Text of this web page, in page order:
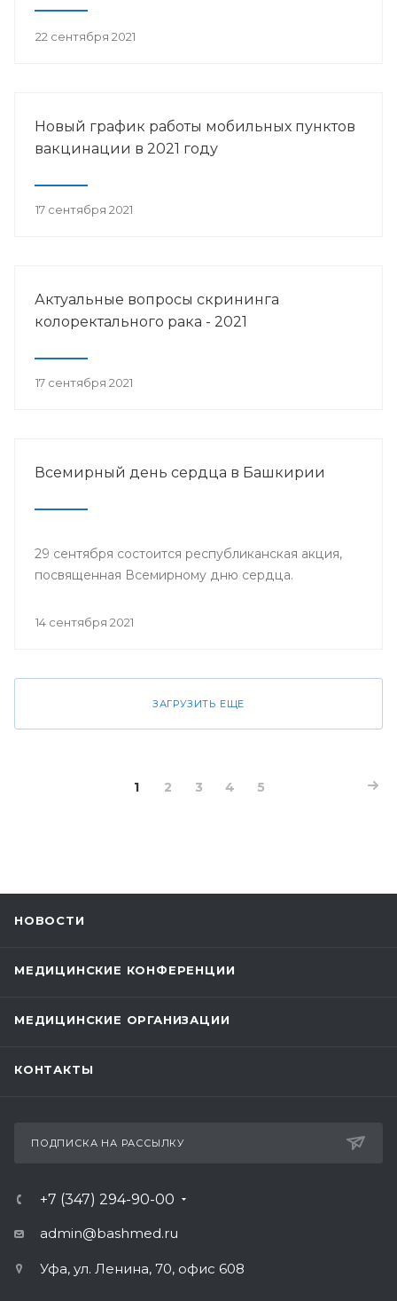
22 сентября 2021
Новый график работы мобильных пунктов
вакцинации в 2021 году
17 сентября 2021
Актуальные вопросы скрининга
колоректального рака - 2021
17 сентября 2021
Всемирный день сердца в Башкирии
29 сентября состоится республиканская акция,
посвященная Всемирному дню сердца.
14 сентября 2021
ЗАГРУЗИТЬ ЕЩЕ
1 2 3 4 5
НОВОСТИ
МЕДИЦИНСКИЕ КОНФЕРЕНЦИИ
МЕДИЦИНСКИЕ ОРГАНИЗАЦИИ
КОНТАКТЫ
ПОДПИСКА НА РАССЫЛКУ
+7 (347) 294-90-00
admin@bashmed.ru
Уфа, ул. Ленина, 70, офис 608